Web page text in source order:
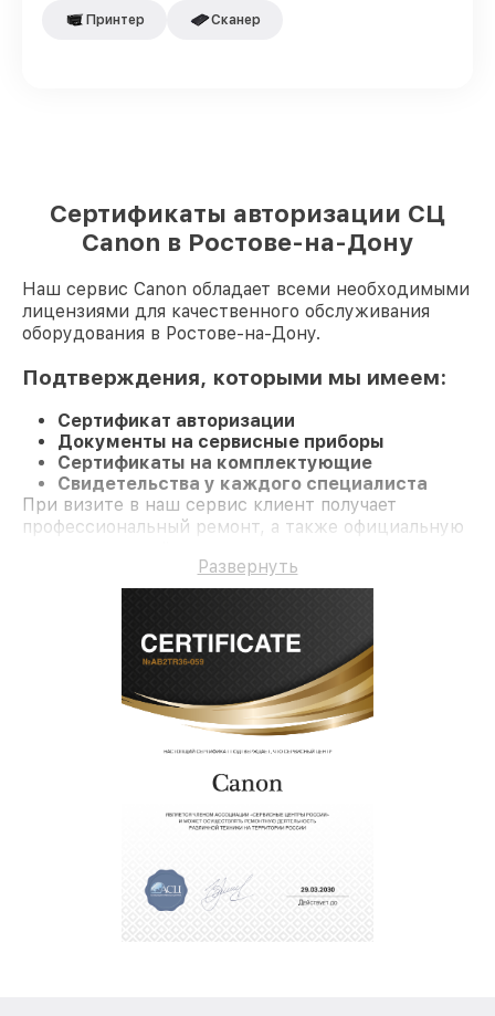
Принтер Сканер
Сертификаты авторизации СЦ
Canon в Ростове-на-Дону
Наш сервис Canon обладает всеми необходимыми
лицензиями для качественного обслуживания
оборудования в Ростове-на-Дону.
Подтверждения, которыми мы имеем:
Сертификат авторизации
Документы на сервисные приборы
Сертификаты на комплектующие
Свидетельства у каждого специалиста
При визите в наш сервис клиент получает
профессиональный ремонт, а также официальную
Развернуть